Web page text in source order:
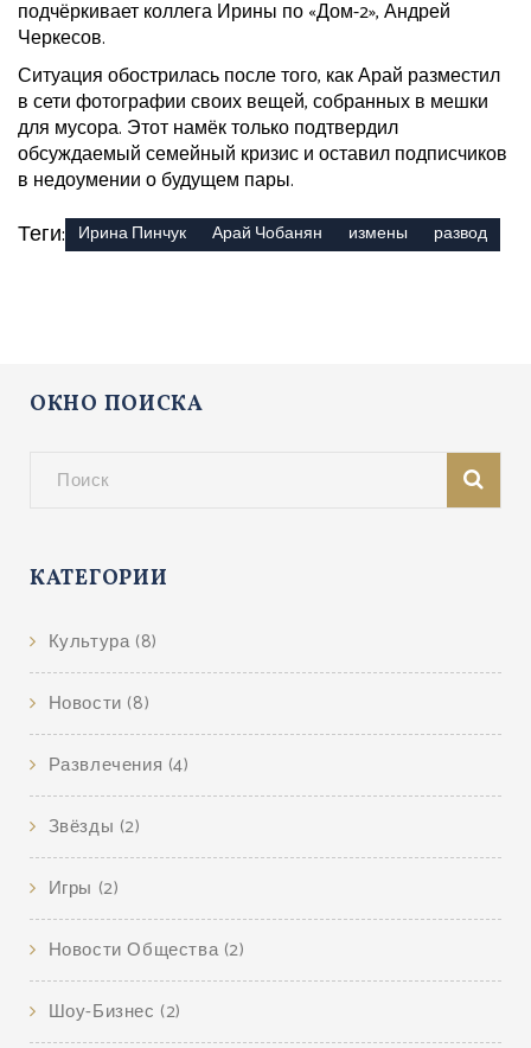
подчёркивает коллега Ирины по «Дом-2», Андрей
Черкесов.
Ситуация обострилась после того, как Арай разместил
в сети фотографии своих вещей, собранных в мешки
для мусора. Этот намёк только подтвердил
обсуждаемый семейный кризис и оставил подписчиков
в недоумении о будущем пары.
Теги: Ирина Пинчук Арай Чобанян измены развод
ОКНО ПОИСКА
КАТЕГОРИИ
Культура (8)
Новости (8)
Развлечения (4)
Звёзды (2)
Игры (2)
Новости Общества (2)
Шоу-Бизнес (2)